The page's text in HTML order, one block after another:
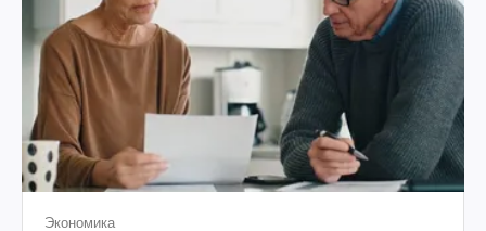
Экономика